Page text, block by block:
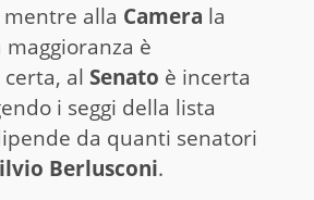
alla Camera la
è
al Senato è incerta
i seggi della lista
da quanti senatori
Berlusconi.